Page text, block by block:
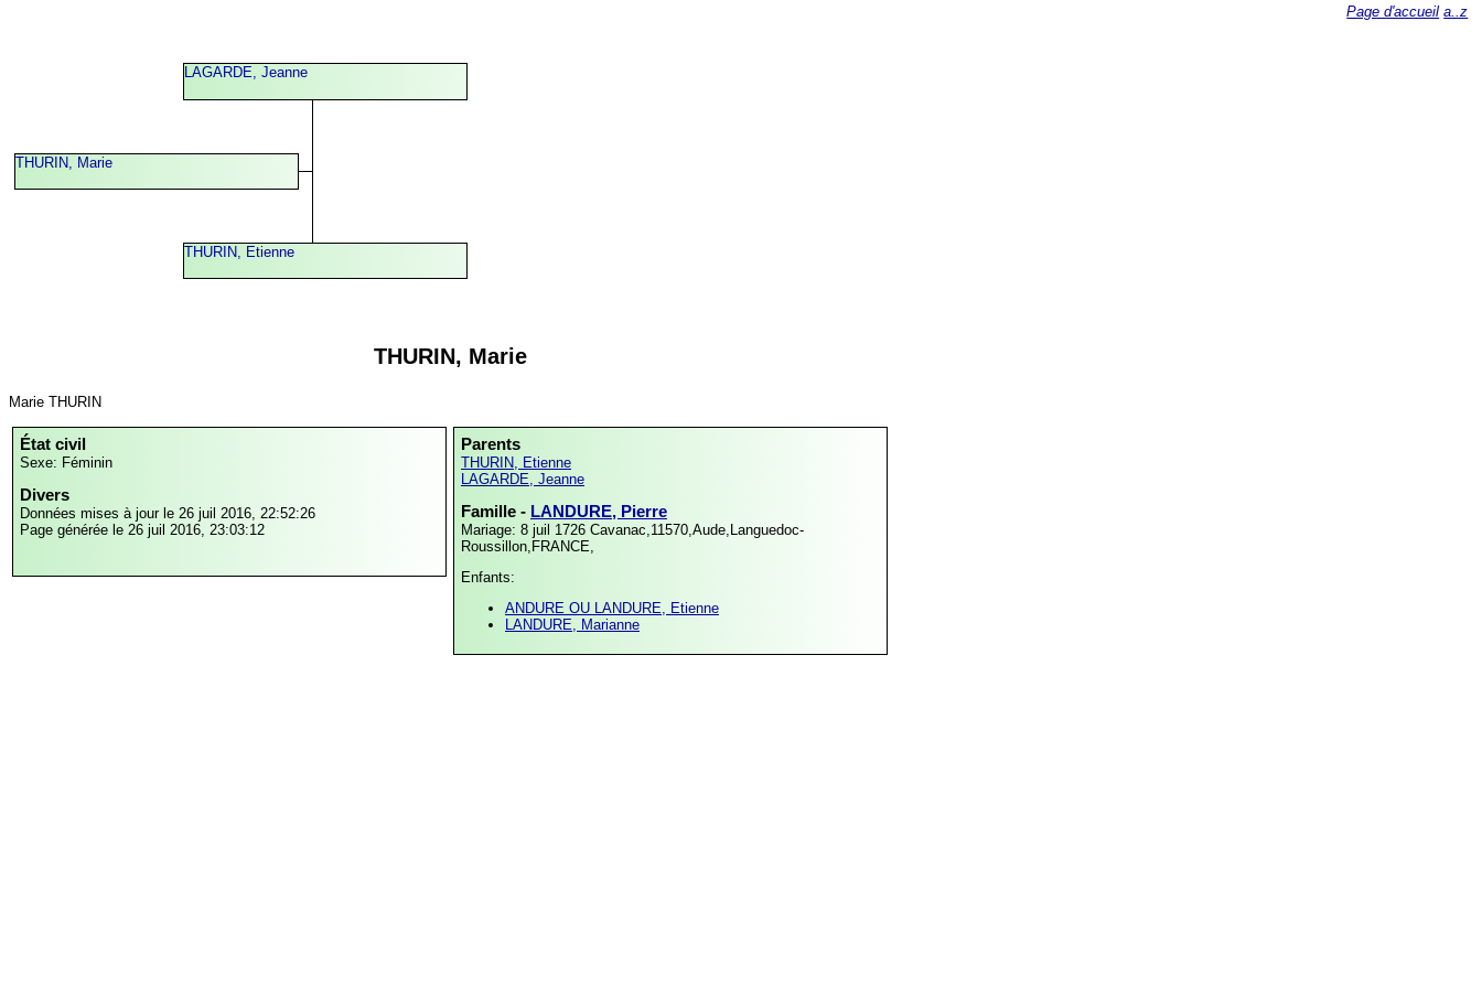
THURIN, Marie
LAGARDE, Jeanne
THURIN, Etienne
THURIN, Marie
Marie THURIN
État civil
Sexe: Féminin
Divers
Données mises à jour le 26 juil 2016, 22:52:26
Page générée le 26 juil 2016, 23:03:12
Parents
THURIN, Etienne
LAGARDE, Jeanne
Famille - LANDURE, Pierre
Mariage: 8 juil 1726 Cavanac,11570,Aude,Languedoc-
Roussillon,FRANCE,
Enfants:
ANDURE OU LANDURE, Etienne
LANDURE, Marianne
Page d'accueil a..z